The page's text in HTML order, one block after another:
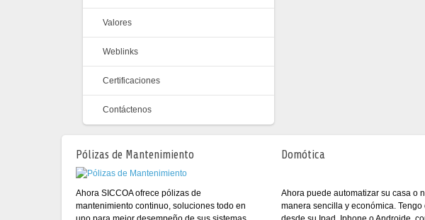
Valores
Weblinks
Certificaciones
Contáctenos
Pólizas de Mantenimiento
Ahora SICCOA ofrece pólizas de
mantenimiento continuo, soluciones todo en
Domótica
Ahora puede automatizar su casa o
manera sencilla y económica. Tengo